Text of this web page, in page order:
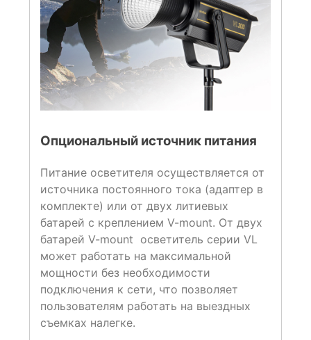
Опциональный источник питания
Питание осветителя осуществляется от
источника постоянного тока (адаптер в
комплекте) или от двух литиевых
батарей с креплением V-mount. От двух
батарей V-mount осветитель серии VL
может работать на максимальной
мощности без необходимости
подключения к сети, что позволяет
пользователям работать на выездных
съемках налегке.